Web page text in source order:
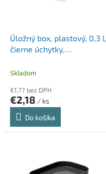
Úložný box, plastový, 0,3 l,
čierne úchytky,
0,5", priehľadný
Skladom
€1,77 bez DPH
€2,18 / ks
Do košíka